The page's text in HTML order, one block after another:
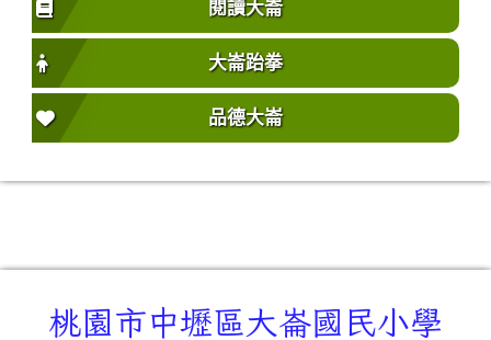
閱讀大崙
大崙跆拳
品德大崙
桃園市中壢區大崙國民小學